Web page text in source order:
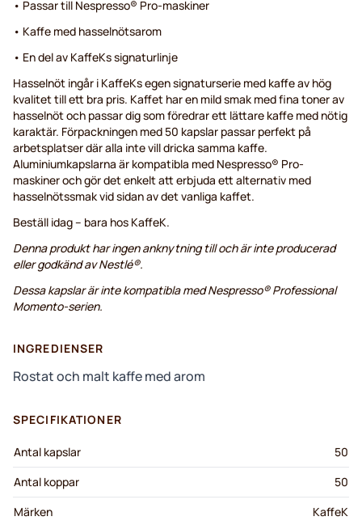
• Passar till Nespresso® Pro-maskiner
• Kaffe med hasselnötsarom
• En del av KaffeKs signaturlinje
Hasselnöt ingår i KaffeKs egen signaturserie med kaffe av hög
kvalitet till ett bra pris. Kaffet har en mild smak med fina toner av
hasselnöt och passar dig som föredrar ett lättare kaffe med nötig
karaktär. Förpackningen med 50 kapslar passar perfekt på
arbetsplatser där alla inte vill dricka samma kaffe.
Aluminiumkapslarna är kompatibla med Nespresso® Pro-
maskiner och gör det enkelt att erbjuda ett alternativ med
hasselnötssmak vid sidan av det vanliga kaffet.
Beställ idag – bara hos KaffeK.
Denna produkt har ingen anknytning till och är inte producerad
eller godkänd av Nestlé®.
Dessa kapslar är inte kompatibla med Nespresso® Professional
Momento-serien.
INGREDIENSER
Rostat och malt kaffe med arom
SPECIFIKATIONER
Antal kapslar
50
Antal koppar
50
Märken
KaffeK